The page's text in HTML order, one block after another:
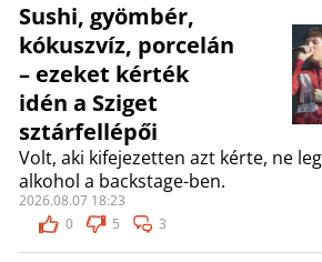
Sushi, gyömbér,
kókuszvíz, porcelán
– ezeket kérték
idén a Sziget
sztárfellépői
Volt, aki kifejezetten azt kérte, ne
alkohol a backstage-ben.
2026.08.07 18:23
0
5 3